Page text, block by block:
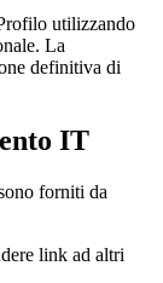
utilizzando
La
definitiva di
IT
forniti da
link ad altri